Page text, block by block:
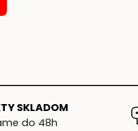
SKLADOM
do 48h